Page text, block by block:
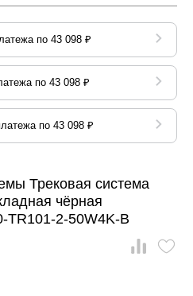
по 43 098 ₽
по 43 098 ₽
по 43 098 ₽
Трековая система
чёрная
TR101-2-50W4K-B